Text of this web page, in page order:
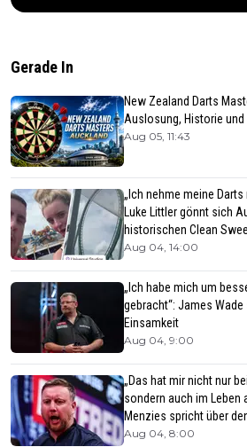
Gerade In
New Zealand Darts
Auslosung, Historie und
Aug 05, 11:43
„Ich nehme meine
Luke Littler gönnt sich
historischen Clean
Aug 04, 14:00
„Ich habe mich um
gebracht“: James
Einsamkeit
Aug 04, 9:00
„Das hat mir nicht nur
sondern auch im Leben
Menzies spricht über
Aug 04, 8:00